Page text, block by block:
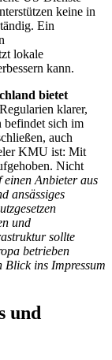
keine in
Ein
lokale
kann.
bietet
klarer,
befindet sich im
auch
KMU ist: Mit
Nicht
Anbieter aus
ansässiges
und
sollte
betrieben
ins Impressum
und